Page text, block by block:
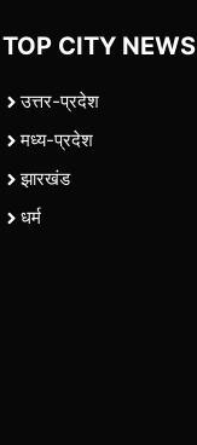
TOP CITY NEWS
उत्तर-प्रदेश
मध्य-प्रदेश
झारखंड
धर्म